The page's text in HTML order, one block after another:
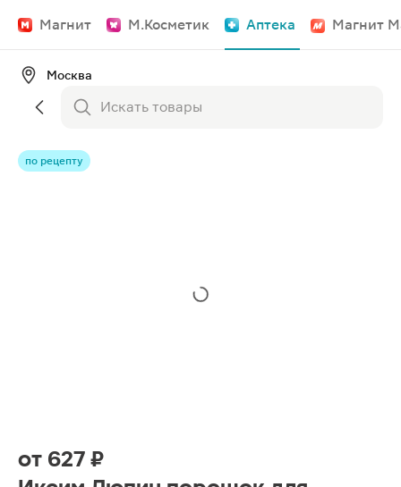
Магнит М.Косметик Аптека Магнит
Москва
по рецепту
от 627 ₽